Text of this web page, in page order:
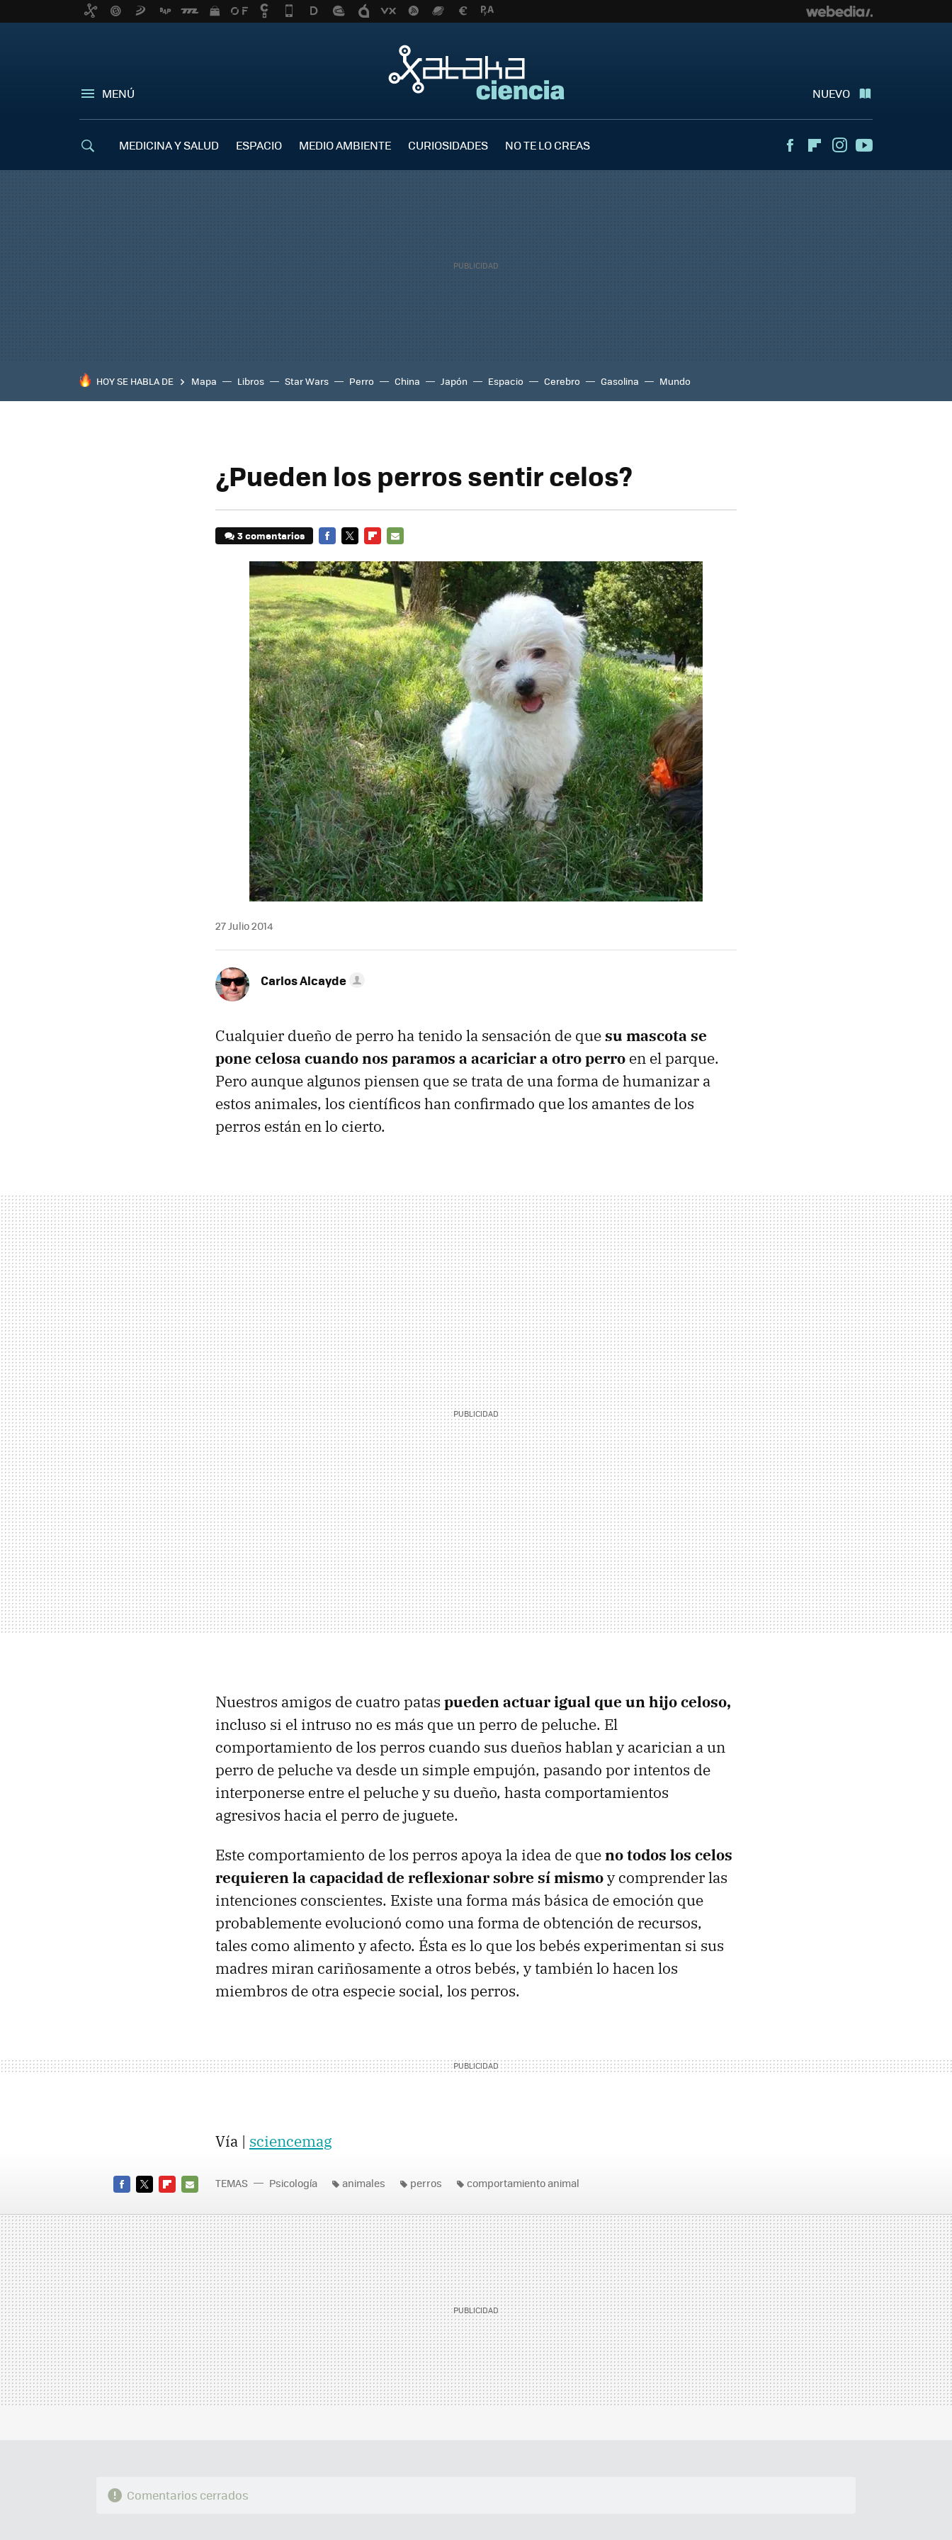
MENÚ NUEVO
MEDICINA Y SALUD ESPACIO MEDIO AMBIENTE CURIOSIDADES NO TE LO CREAS FacebookFlipboardInstagram
HOY SE HABLA DE Mapa Libros Star Wars Perro China Japón Espacio Cerebro Gasolina Mundo
¿Pueden los perros sentir celos?
3 comentarios
MAIL
27 Julio 2014
Carlos Alcayde
Cualquier dueño de perro ha tenido la sensación de quesu mascota se
pone celosa cuando nos paramos a acariciar a otro perro en el parque.
Pero aunque algunos piensen que se trata de una forma de humanizar a
estos animales, los científicos han confirmado que los amantes de los
perros están en lo cierto.
Nuestros amigos de cuatro patas pueden actuar igual que un hijo celoso,
incluso si el intruso no es más que un perro de peluche. El
comportamiento de los perros cuando sus dueños hablan y acarician a un
perro de peluche va desde un simple empujón, pasando por intentos de
interponerse entre el peluche y su dueño, hasta comportamientos
agresivos hacia el perro de juguete.
Este comportamiento de los perros apoya la idea de queno todos los celos
requieren la capacidad de reflexionar sobre sí mismoy comprender las
intenciones conscientes. Existe una forma más básica de emoción que
probablemente evolucionó como una forma de obtención de recursos,
tales como alimento y afecto. Ésta es lo que los bebés experimentan si sus
madres miran cariñosamente a otros bebés, y también lo hacen los
miembros de otra especie social, los perros.
Vía | sciencemag
MAIL
TEMAS Psicología animales perros comportamiento animal
Comentarios cerrados